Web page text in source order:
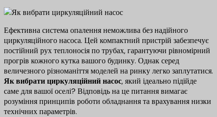
Ефективна система опалення неможлива без надійного
циркуляційного насоса. Цей компактний пристрій забезпечує
постійний рух теплоносія по трубах, гарантуючи рівномірний
прогрів кожного кутка вашого будинку. Однак серед
величезного різноманіття моделей на ринку легко заплутатися.
Як вибрати циркуляційний насос, який ідеально підійде
саме для вашої оселі? Відповідь на це питання вимагає
розуміння принципів роботи обладнання та врахування низки
технічних параметрів.